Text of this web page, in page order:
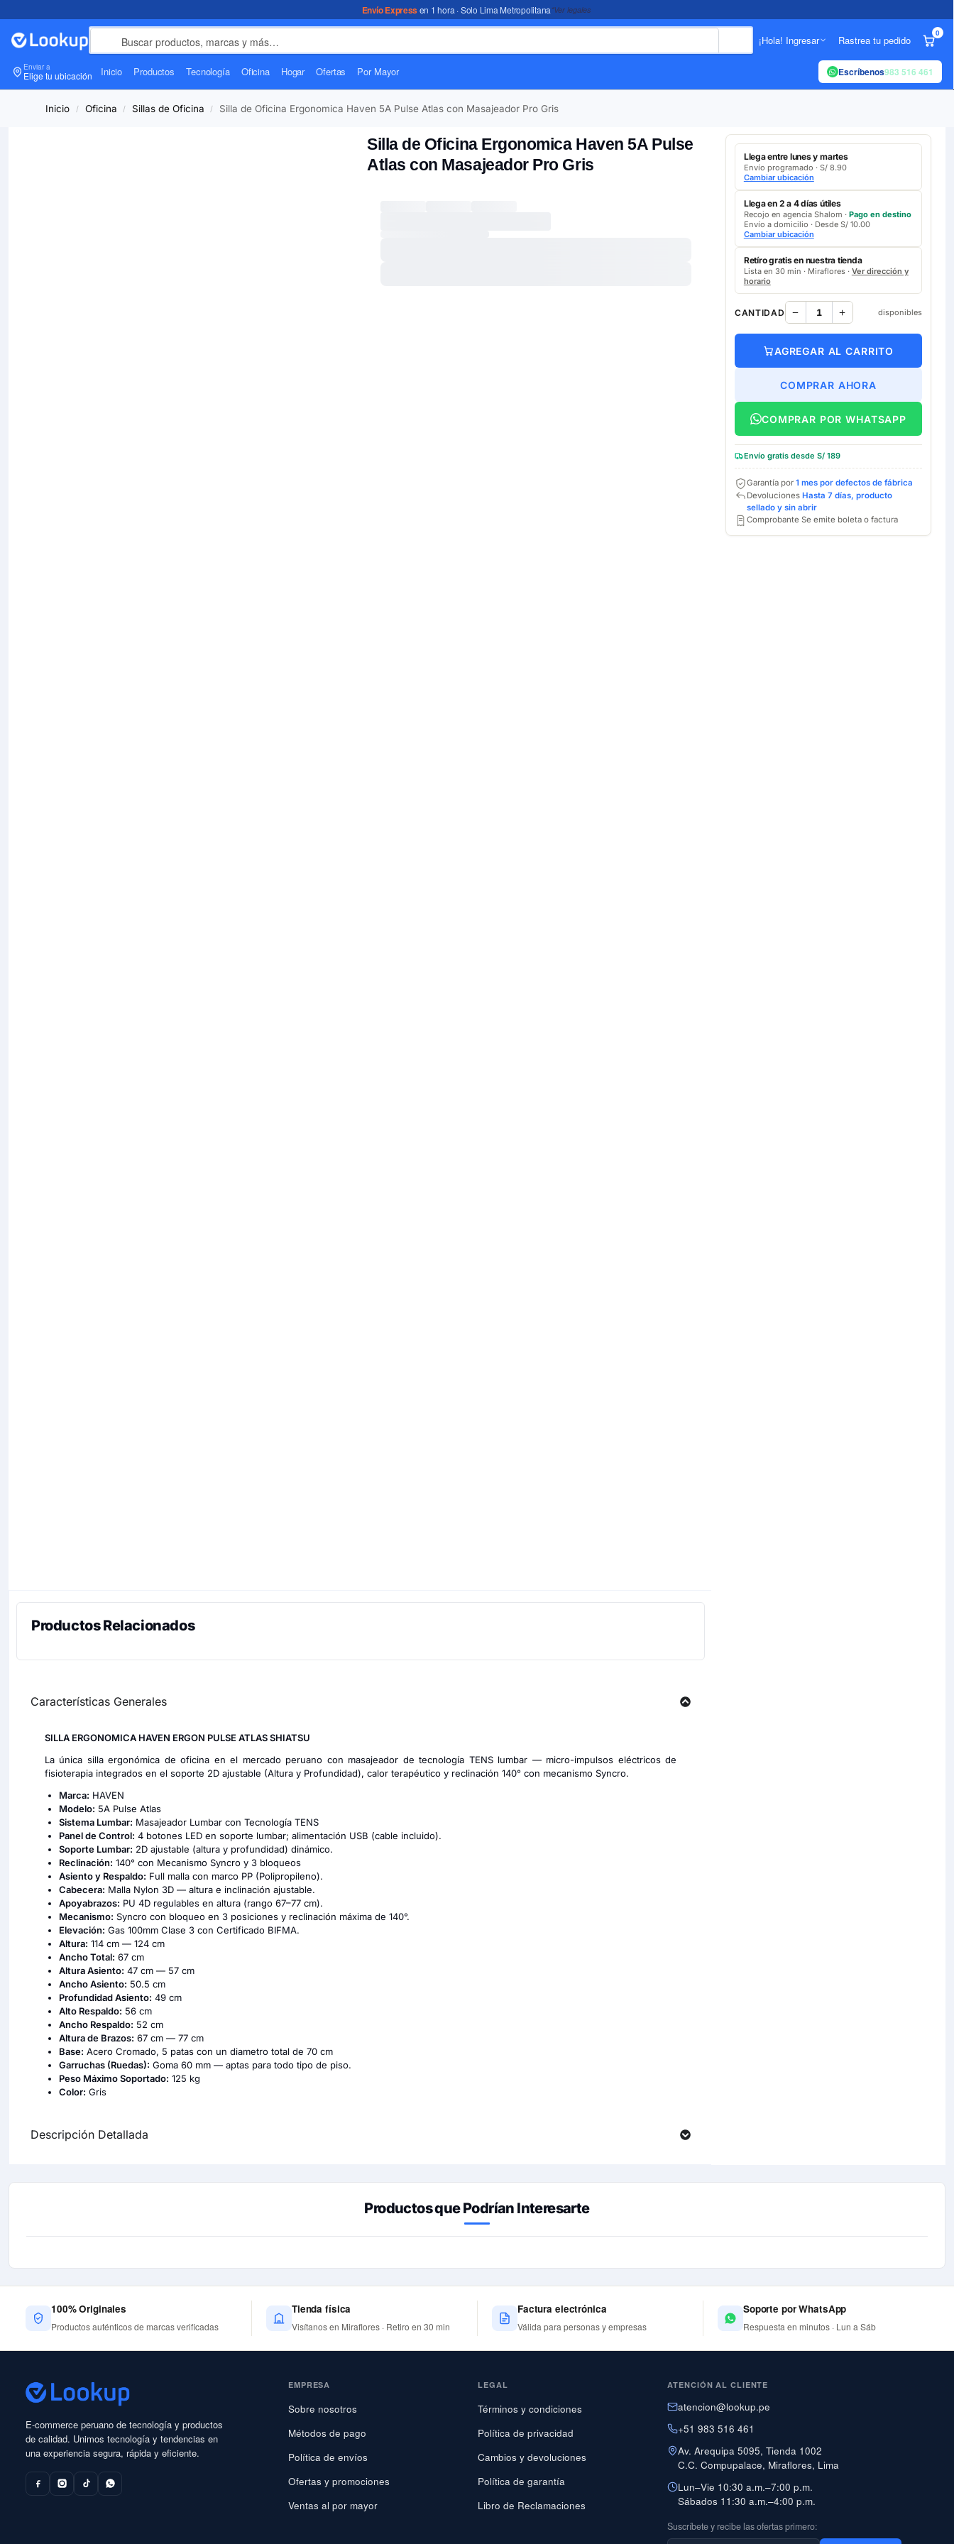
Envío Expressen 1 hora · Solo Lima Metropolitana*Ver legales
¡Hola! Ingresar Rastrea tu pedido
0
Enviar a
Elige tu ubicación Inicio Productos Tecnología Oficina Hogar Ofertas Por Mayor Escríbenos983 516 461
Inicio / Oficina / Sillas de Oficina / Silla de Oficina Ergonomica Haven 5A Pulse Atlas con Masajeador Pro Gris
Silla de Oficina Ergonomica Haven 5A Pulse
Atlas con Masajeador Pro Gris
Productos Relacionados
Características Generales
SILLA ERGONOMICA HAVEN ERGON PULSE ATLAS SHIATSU
La única silla ergonómica de oficina en el mercado peruano con masajeador de tecnología TENS lumbar — micro-impulsos eléctricos de
fisioterapia integrados en el soporte 2D ajustable (Altura y Profundidad), calor terapéutico y reclinación 140° con mecanismo Syncro.
Marca: HAVEN
Modelo: 5A Pulse Atlas
Sistema Lumbar: Masajeador Lumbar con Tecnología TENS
Panel de Control: 4 botones LED en soporte lumbar; alimentación USB (cable incluido).
Soporte Lumbar: 2D ajustable (altura y profundidad) dinámico.
Reclinación: 140° con Mecanismo Syncro y 3 bloqueos
Asiento y Respaldo: Full malla con marco PP (Polipropileno).
Cabecera: Malla Nylon 3D — altura e inclinación ajustable.
Apoyabrazos: PU 4D regulables en altura (rango 67–77 cm).
Mecanismo: Syncro con bloqueo en 3 posiciones y reclinación máxima de 140°.
Elevación: Gas 100mm Clase 3 con Certificado BIFMA.
Altura: 114 cm — 124 cm
Ancho Total: 67 cm
Altura Asiento: 47 cm — 57 cm
Ancho Asiento: 50.5 cm
Profundidad Asiento: 49 cm
Alto Respaldo: 56 cm
Ancho Respaldo: 52 cm
Altura de Brazos: 67 cm — 77 cm
Base: Acero Cromado, 5 patas con un diametro total de 70 cm
Garruchas (Ruedas): Goma 60 mm — aptas para todo tipo de piso.
Peso Máximo Soportado: 125 kg
Color: Gris
Descripción Detallada
Llega entre lunes y martes
Envío programado · S/ 8.90
Cambiar ubicación
Llega en 2 a 4 días útiles
Recojo en agencia Shalom · Pago en destino
Envío a domicilio · Desde S/ 10.00
Cambiar ubicación
Retíro gratis en nuestra tienda
Lista en 30 min · Miraflores · Ver dirección y
horario
CANTIDAD disponibles
AGREGAR AL CARRITO
COMPRAR AHORA
COMPRAR POR WHATSAPP
Envío gratis desde S/ 189
Garantía por 1 mes por defectos de fábrica
Devoluciones Hasta 7 días, producto
sellado y sin abrir
Comprobante Se emite boleta o factura
Productos que Podrían Interesarte
100% Originales
Productos auténticos de marcas verificadas
Tienda física
Visítanos en Miraflores · Retiro en 30 min
Factura electrónica
Válida para personas y empresas
Soporte por WhatsApp
Respuesta en minutos · Lun a Sáb
E-commerce peruano de tecnología y productos
de calidad. Unimos tecnología y tendencias en
una experiencia segura, rápida y eficiente.
EMPRESA
Sobre nosotros
Métodos de pago
Política de envíos
Ofertas y promociones
Ventas al por mayor
LEGAL
Términos y condiciones
Política de privacidad
Cambios y devoluciones
Política de garantía
Libro de Reclamaciones
ATENCIÓN AL CLIENTE
atencion@lookup.pe
+51 983 516 461
Av. Arequipa 5095, Tienda 1002
C.C. Compupalace, Miraflores, Lima
Lun–Vie 10:30 a.m.–7:00 p.m.
Sábados 11:30 a.m.–4:00 p.m.
Suscríbete y recibe las ofertas primero: